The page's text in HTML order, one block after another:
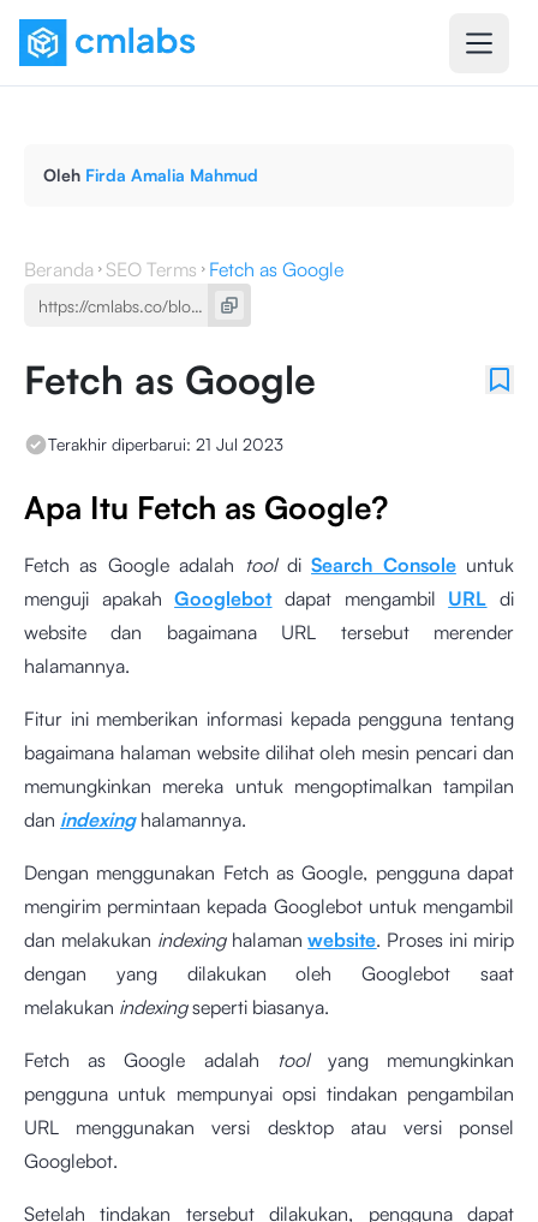
Oleh Firda Amalia Mahmud
Beranda SEO Terms Fetch as Google
Fetch as Google
Terakhir diperbarui: 21 Jul 2023
Apa Itu Fetch as Google?
Fetch as Google adalah tooldiSearch Consoleuntuk
menguji apakahGooglebotdapat mengambil URL di
website dan bagaimana URL tersebut merender
halamannya.
Fitur ini memberikan informasi kepada pengguna tentang
bagaimana halaman website dilihat oleh mesin pencari dan
memungkinkan mereka untuk mengoptimalkan tampilan
dan indexinghalamannya.
Dengan menggunakan Fetch as Google, pengguna dapat
mengirim permintaan kepada Googlebot untuk mengambil
dan melakukan indexinghalamanwebsite. Proses ini mirip
dengan yang dilakukan oleh Googlebot saat
melakukan indexingseperti biasanya.
Fetch as Google adalah tool yang memungkinkan
pengguna untuk mempunyai opsi tindakan pengambilan
URL menggunakan versi desktop atau versi ponsel
Googlebot.
Setelah tindakan tersebut dilakukan, pengguna dapat